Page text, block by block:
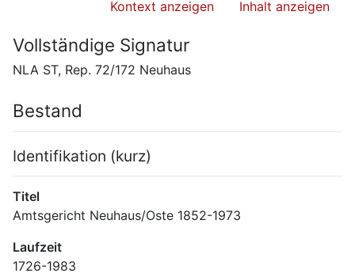
Kontext anzeigen Inhalt anzeigen
Vollständige Signatur
NLA ST, Rep. 72/172 Neuhaus
Bestand
Identifikation (kurz)
Titel
Amtsgericht Neuhaus/Oste 1852-1973
Laufzeit
1726-1983